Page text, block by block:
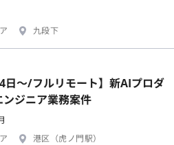
九段下
日〜/フルリモート】新AIプロダ
ジニア業務案件
港区（虎ノ門駅）